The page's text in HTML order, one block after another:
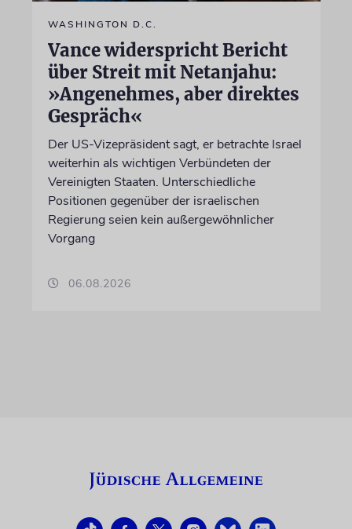
WASHINGTON D.C.
Vance widerspricht Bericht
über Streit mit Netanjahu:
»Angenehmes, aber direktes
Gespräch«
Der US-Vizepräsident sagt, er betrachte Israel
weiterhin als wichtigen Verbündeten der
Vereinigten Staaten. Unterschiedliche
Positionen gegenüber der israelischen
Regierung seien kein außergewöhnlicher
Vorgang
06.08.2026